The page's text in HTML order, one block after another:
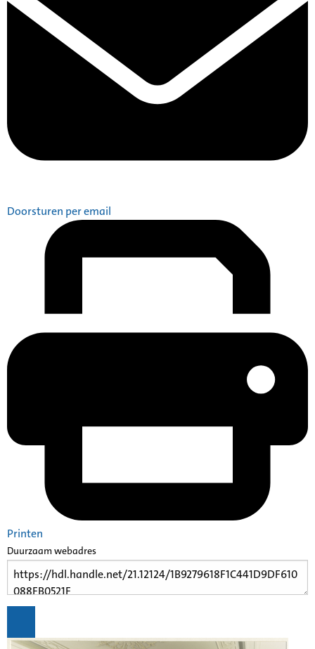
Doorsturen per email
Printen
Duurzaam webadres